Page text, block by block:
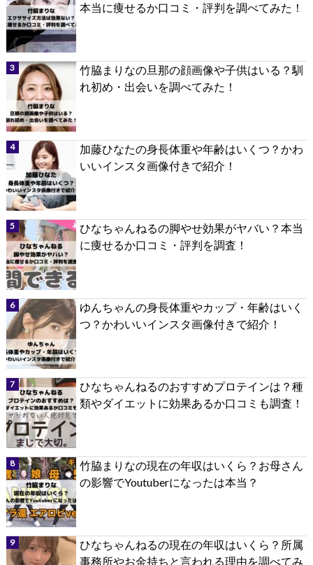
本当に痩せるか口コミ・評判を調べてみた！
竹脇まりなの旦那の顔画像や子供はいる？馴
れ初め・出会いを調べてみた！
加藤ひなたの身長体重や年齢はいくつ？かわ
いいインスタ画像付きで紹介！
ひなちゃんねるの脚やせ効果がヤバい？本当
に痩せるか口コミ・評判を調査！
ゆんちゃんの身長体重やカップ・年齢はいく
つ？かわいいインスタ画像付きで紹介！
ひなちゃんねるのおすすめプロテインは？種
類やダイエットに効果あるか口コミも調査！
竹脇まりなの現在の年収はいくら？お母さん
の影響でYoutuberになったは本当？
ひなちゃんねるの現在の年収はいくら？所属
事務所やお金持ちと言われる理由を調べてみ